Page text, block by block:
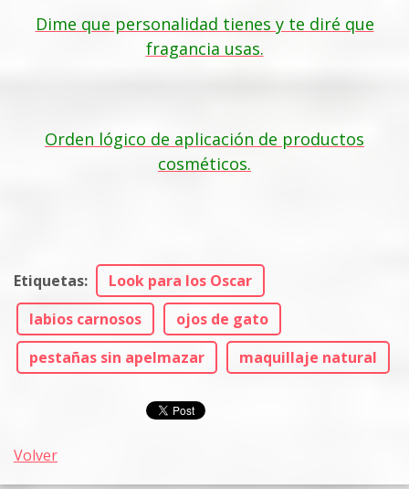
Dime que personalidad tienes y te diré que
fragancia usas.
Orden lógico de aplicación de productos
cosméticos.
Etiquetas:
Look para los Oscar
labios carnosos
ojos de gato
pestañas sin apelmazar
maquillaje natural
Volver